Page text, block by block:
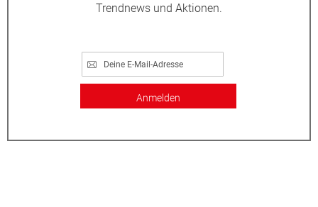
Trendnews und Aktionen.
Anmelden